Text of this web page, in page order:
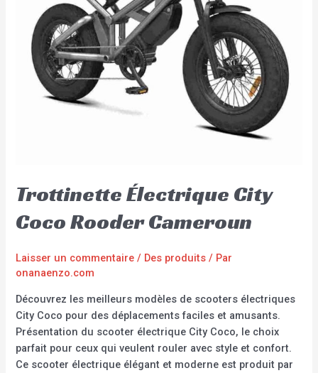
Trottinette Électrique City
Coco Rooder Cameroun
Laisser un commentaire / Des produits / Par
onanaenzo.com
Découvrez les meilleurs modèles de scooters électriques
City Coco pour des déplacements faciles et amusants.
Présentation du scooter électrique City Coco, le choix
parfait pour ceux qui veulent rouler avec style et confort.
Ce scooter électrique élégant et moderne est produit par